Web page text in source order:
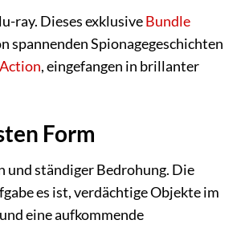
ray. Dieses exklusiveBundle
spannenden Spionagegeschichten
Action, eingefangen in brillanter
Form
und ständiger Bedrohung. Die
es ist, verdächtige Objekte im
eine aufkommende